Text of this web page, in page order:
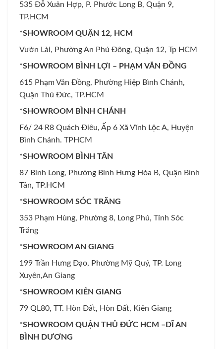
535 Đỗ Xuân Hợp, P. Phước Long B, Quận 9,
TP.HCM
*SHOWROOM QUẬN 12, HCM
Vườn Lài, Phường An Phú Đông, Quận 12, Tp HCM
*SHOWROOM BÌNH LỢI – PHẠM VĂN ĐỒNG
615 Phạm Văn Đồng, Phường Hiệp Bình Chánh,
Quận Thủ Đức, TP.HCM
*SHOWROOM BÌNH CHÁNH
F6/ 24 R8 Quách Điêu, Ấp 6 Xã Vĩnh Lộc A, Huyện
Bình Chánh. TPHCM
*SHOWROOM BÌNH TÂN
87 Bình Long, Phường Bình Hưng Hòa B, Quận Bình
Tân, TP.HCM
*SHOWROOM SÓC TRĂNG
353 Phạm Hùng, Phường 8, Long Phú, Tỉnh Sóc
Trăng
*SHOWROOM AN GIANG
199 Trần Hưng Đạo, Phường Mỹ Quý, TP. Long
Xuyên,An Giang
*SHOWROOM KIÊN GIANG
79 QL80, TT. Hòn Đất, Hòn Đất, Kiên Giang
*SHOWROOM QUẬN THỦ ĐỨC HCM –DĨ AN
BÌNH DƯƠNG